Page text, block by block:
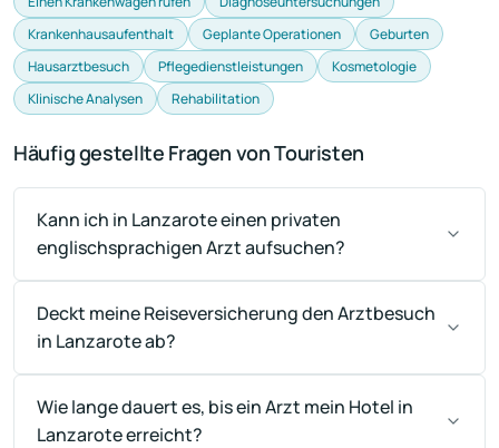
Krankenhausaufenthalt
Geplante Operationen
Geburten
Hausarztbesuch
Pflegedienstleistungen
Kosmetologie
Klinische Analysen
Rehabilitation
Häufig gestellte Fragen von Touristen
Kann ich in Lanzarote einen privaten
englischsprachigen Arzt aufsuchen?
Deckt meine Reiseversicherung den Arztbesuch
in Lanzarote ab?
Wie lange dauert es, bis ein Arzt mein Hotel in
Lanzarote erreicht?